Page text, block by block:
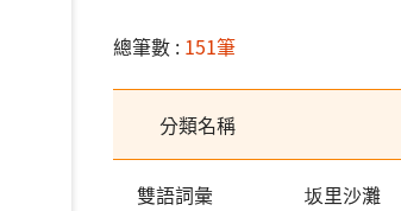
總筆數 : 151筆
分類名稱
雙語詞彙 坂里沙灘